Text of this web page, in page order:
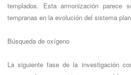
templados. Esta armonización parece
tempranas en la evolución del sistema
Búsqueda de oxígeno
La siguiente fase de la investigación